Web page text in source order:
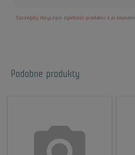
Szczegóły dotyczące zgodności produktu z przepisami
Podobne produkty